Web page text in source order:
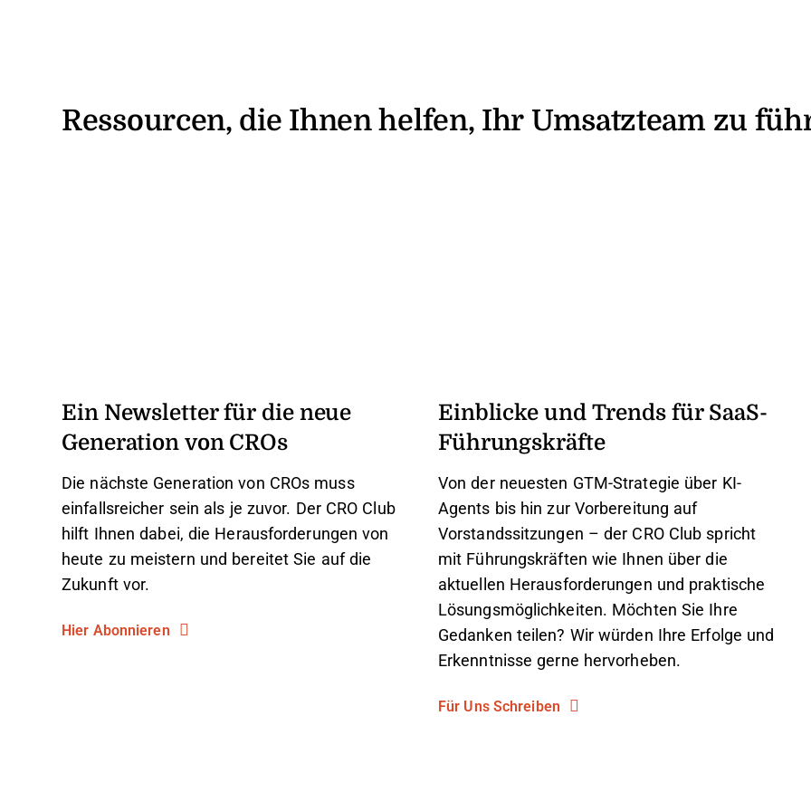
Ressourcen, die Ihnen helfen, Ihr Umsatzteam zu
Ein Newsletter für die neue
Generation von CROs
Die nächste Generation von CROs muss
einfallsreicher sein als je zuvor. Der CRO Club
hilft Ihnen dabei, die Herausforderungen von
heute zu meistern und bereitet Sie auf die
Zukunft vor.
Hier Abonnieren
Einblicke und Trends für SaaS-
Führungskräfte
Von der neuesten GTM-Strategie über KI-
Agents bis hin zur Vorbereitung auf
Vorstandssitzungen – der CRO Club spricht
mit Führungskräften wie Ihnen über die
aktuellen Herausforderungen und praktische
Lösungsmöglichkeiten. Möchten Sie Ihre
Gedanken teilen? Wir würden Ihre Erfolge und
Erkenntnisse gerne hervorheben.
Für Uns Schreiben